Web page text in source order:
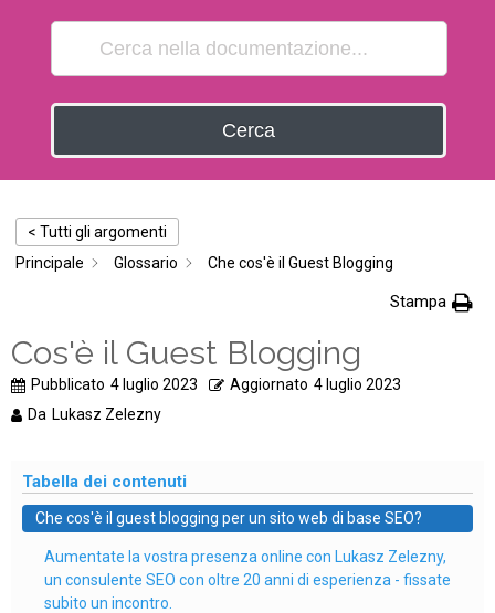
Cerca
< Tutti gli argomenti
Principale
Glossario Che cos'è il Guest Blogging
Stampa
Cos'è il Guest Blogging
Pubblicato 4 luglio 2023 Aggiornato 4 luglio 2023
Da Lukasz Zelezny
Tabella dei contenuti
Che cos'è il guest blogging per un sito web di base SEO?
Aumentate la vostra presenza online con Lukasz Zelezny,
un consulente SEO con oltre 20 anni di esperienza - fissate
subito un incontro.